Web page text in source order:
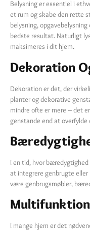
Belysning er essentiel i
et rum og skabe den rette
belysning,
bedste resultat. Naturligt
maksimeres i dit hjem.
Dekoration
Dekoration er det, der
planter og dekorative
mindre ofte er mere – det
genstande end at overfylde
I en tid, hvor
at integrere genbrugte
være genbrugsmøbler,
I mange hjem er det